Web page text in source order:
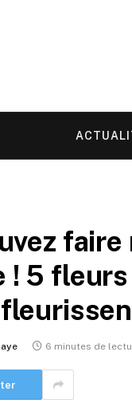
faire
! 5
6 minutes de